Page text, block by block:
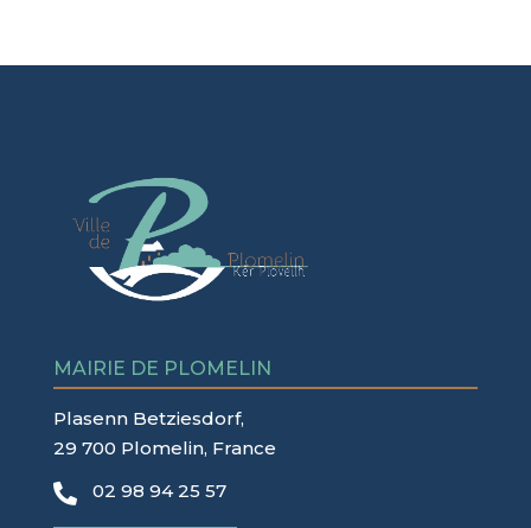
MAIRIE DE PLOMELIN
Plasenn Betziesdorf,
29 700 Plomelin, France
 02 98 94 25 57